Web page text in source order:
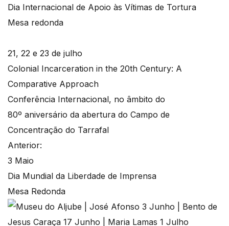
Dia Internacional de Apoio às Vítimas de Tortura
Mesa redonda
21, 22 e 23 de julho
Colonial Incarceration in the 20th Century: A
Comparative Approach
Conferência Internacional, no âmbito do
80º aniversário da abertura do Campo de
Concentração do Tarrafal
Anterior:
3 Maio
Dia Mundial da Liberdade de Imprensa
Mesa Redonda